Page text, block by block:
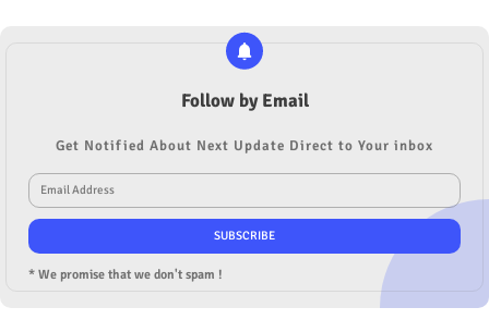
Follow by Email
Get Notified About Next Update Direct to Your inbox
* We promise that we don't spam !